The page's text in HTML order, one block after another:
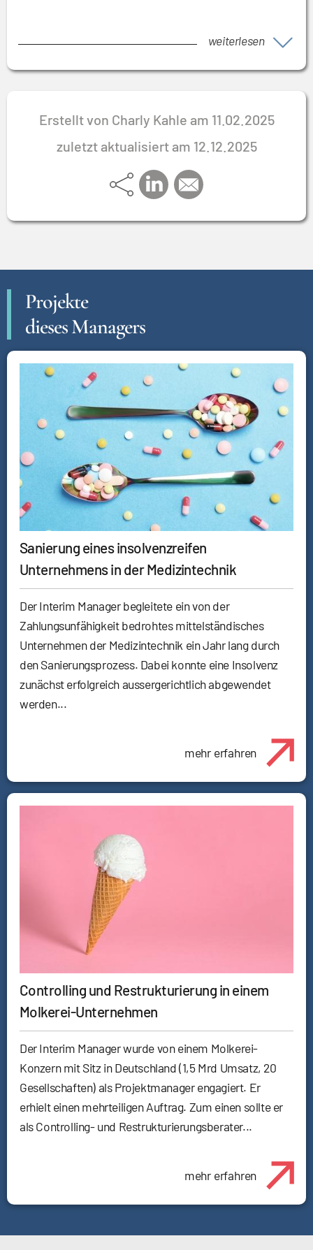
weiterlesen
Erstellt von Charly Kahle am 11.02.2025
zuletzt aktualisiert am 12.12.2025
Projekte
dieses Managers
Sanierung eines insolvenzreifen
Unternehmens in der Medizintechnik
Der Interim Manager begleitete ein von der
Zahlungsunfähigkeit bedrohtes mittelständisches
Unternehmen der Medizintechnik ein Jahr lang durch
den Sanierungsprozess. Dabei konnte eine Insolvenz
zunächst erfolgreich aussergerichtlich abgewendet
werden...
mehr erfahren
Controlling und Restrukturierung in einem
Molkerei-Unternehmen
Der Interim Manager wurde von einem Molkerei-
Konzern mit Sitz in Deutschland (1,5 Mrd Umsatz, 20
Gesellschaften) als Projektmanager engagiert. Er
erhielt einen mehrteiligen Auftrag. Zum einen sollte er
als Controlling- und Restrukturierungsberater...
mehr erfahren